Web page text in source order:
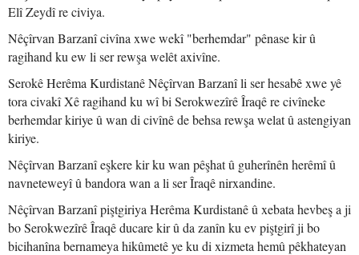
Elî Zeydî re civiya.
Nêçîrvan Barzanî civîna xwe wekî "berhemdar" pênase kir û
ragihand ku ew li ser rewşa welêt axivîne.
Serokê Herêma Kurdistanê Nêçîrvan Barzanî li ser hesabê xwe yê
tora civakî Xê ragihand ku wî bi Serokwezîrê Îraqê re civîneke
berhemdar kiriye û wan di civînê de behsa rewşa welat û astengiyan
kiriye.
Nêçîrvan Barzanî eşkere kir ku wan pêşhat û guherînên herêmî û
navneteweyî û bandora wan a li ser Îraqê nirxandine.
Nêçîrvan Barzanî piştgiriya Herêma Kurdistanê û xebata hevbeş a ji
bo Serokwezîrê Îraqê ducare kir û da zanîn ku ev piştgirî ji bo
bicihanîna bernameya hikûmetê ye ku di xizmeta hemû pêkhateyan